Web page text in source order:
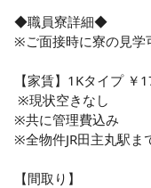
◆職員寮詳細◆
※ご面接時に寮の見学
【家賃】1Kタイプ
※共に管理費込み
※全物件JR田主丸駅ま
【間取り】